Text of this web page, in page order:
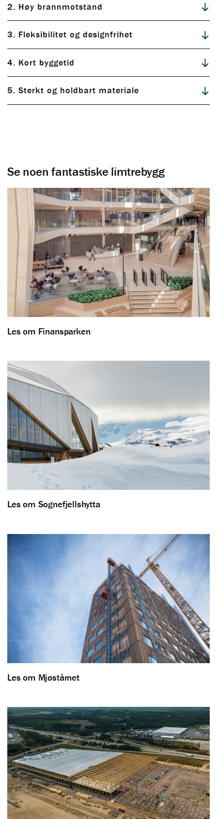
2. Høy brannmotstand
3. Fleksibilitet og designfrihet
4. Kort byggetid
5. Sterkt og holdbart materiale
Se noen fantastiske limtrebygg
Les om Finansparken
Les om Sognefjellshytta
Les om Mjøstårnet